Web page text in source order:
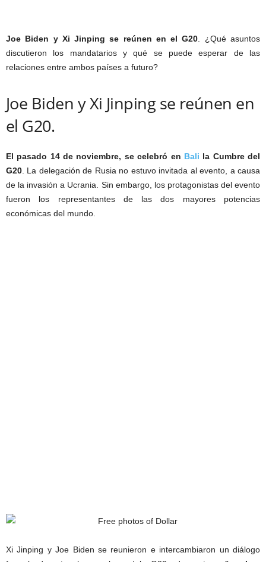
Joe Biden y Xi Jinping se reúnen en el G20 . ¿Qué asuntos
discutieron los mandatarios y qué se puede esperar de las
relaciones entre ambos países a futuro?
Joe Biden y Xi Jinping se reúnen en
el G20.
El pasado 14 de noviembre, se celebró en Bali la Cumbre del
G20 . La delegación de Rusia no estuvo invitada al evento, a causa
de la invasión a Ucrania. Sin embargo, los protagonistas del evento
fueron los representantes de las dos mayores potencias
económicas del mundo.
Xi Jinping y Joe Biden se reunieron e intercambiaron un diálogo